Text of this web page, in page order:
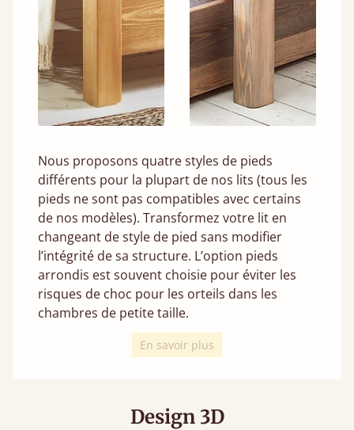
Nous proposons quatre styles de pieds
différents pour la plupart de nos lits (tous les
pieds ne sont pas compatibles avec certains
de nos modèles). Transformez votre lit en
changeant de style de pied sans modifier
l’intégrité de sa structure. L’option pieds
arrondis est souvent choisie pour éviter les
risques de choc pour les orteils dans les
chambres de petite taille.
En savoir plus
Design 3D